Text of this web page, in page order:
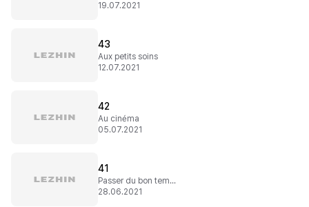
19.07.2021
43
Aux petits soins
12.07.2021
42
Au cinéma
05.07.2021
41
Passer du bon temps
28.06.2021